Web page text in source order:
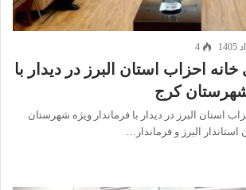
4
خانه احزاب استان البرز در دیدار با
شهرستان کرج
استان البرز در دیدار با فرماندار ویژه شهرستان
البرز و فرماندار…